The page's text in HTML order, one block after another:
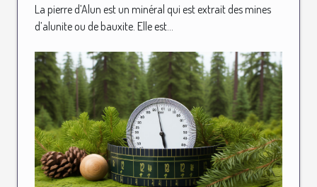
La pierre d’Alun est un minéral qui est extrait des mines
d’alunite ou de bauxite. Elle est...